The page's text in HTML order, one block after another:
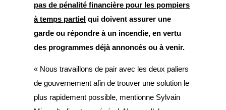
pas de pénalité financière pour les pompiers
à temps partiel qui doivent assurer une
garde ou répondre à un incendie, en vertu
des programmes déjà annoncés ou à venir.
« Nous travaillons de pair avec les deux paliers
de gouvernement afin de trouver une solution le
plus rapidement possible, mentionne Sylvain